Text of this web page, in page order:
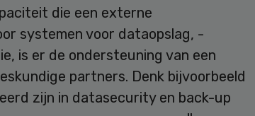
die een externe
systemen voor dataopslag, -
is er de ondersteuning van een
partners. Denk bijvoorbeeld
zijn in datasecurity en back-up